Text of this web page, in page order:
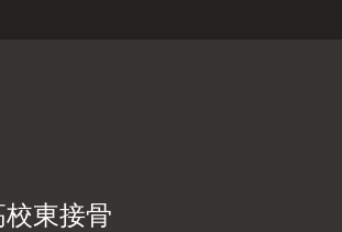
東接骨